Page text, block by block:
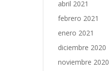
abril 2021
febrero 2021
enero 2021
diciembre 2020
noviembre 2020